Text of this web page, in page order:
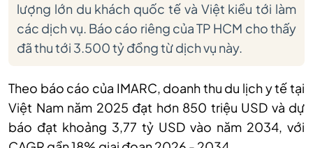
lượng lớn du khách quốc tế và Việt kiều tới làm
các dịch vụ. Báo cáo riêng của TP HCM cho thấy
đã thu tới 3.500 tỷ đồng từ dịch vụ này.
Theo báo cáo của IMARC, doanh thu du lịch y tế tại
Việt Nam năm 2025 đạt hơn 850 triệu USD và dự
báo đạt khoảng 3,77 tỷ USD vào năm 2034, với